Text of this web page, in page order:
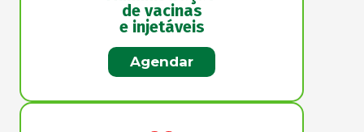
de vacinas
e injetáveis
Agendar